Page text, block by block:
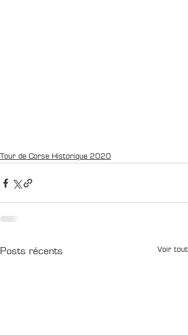
Tour de Corse Historique 2020
Posts récents Voir tout